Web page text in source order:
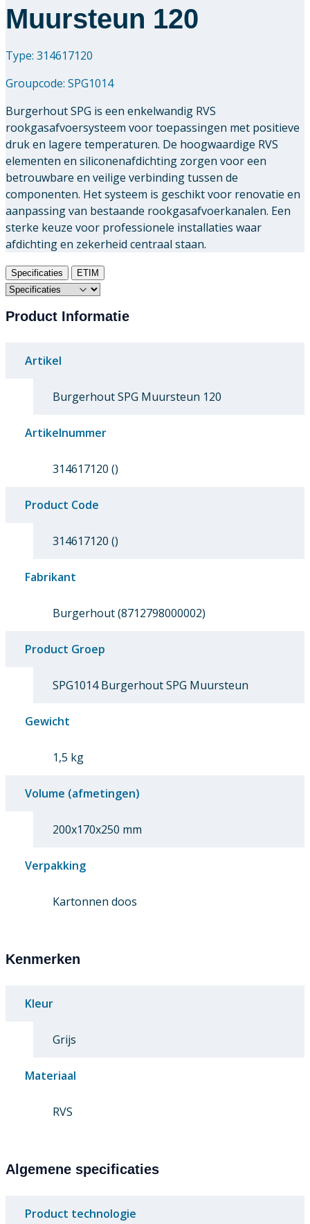
Muursteun 120
Type: 314617120
Groupcode: SPG1014
Burgerhout SPG is een enkelwandig RVS
rookgasafvoersysteem voor toepassingen met positieve
druk en lagere temperaturen. De hoogwaardige RVS
elementen en siliconenafdichting zorgen voor een
betrouwbare en veilige verbinding tussen de
componenten. Het systeem is geschikt voor renovatie en
aanpassing van bestaande rookgasafvoerkanalen. Een
sterke keuze voor professionele installaties waar
afdichting en zekerheid centraal staan.
Specificaties ETIM
Product Informatie
Artikel
Burgerhout SPG Muursteun 120
Artikelnummer
314617120 ()
Product Code
314617120 ()
Fabrikant
Burgerhout (8712798000002)
Product Groep
SPG1014 Burgerhout SPG Muursteun
Gewicht
1,5 kg
Volume (afmetingen)
200x170x250 mm
Verpakking
Kartonnen doos
Kenmerken
Kleur
Grijs
Materiaal
RVS
Algemene specificaties
Product technologie